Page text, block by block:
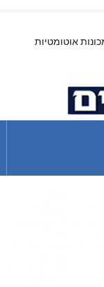
אוטומטיות